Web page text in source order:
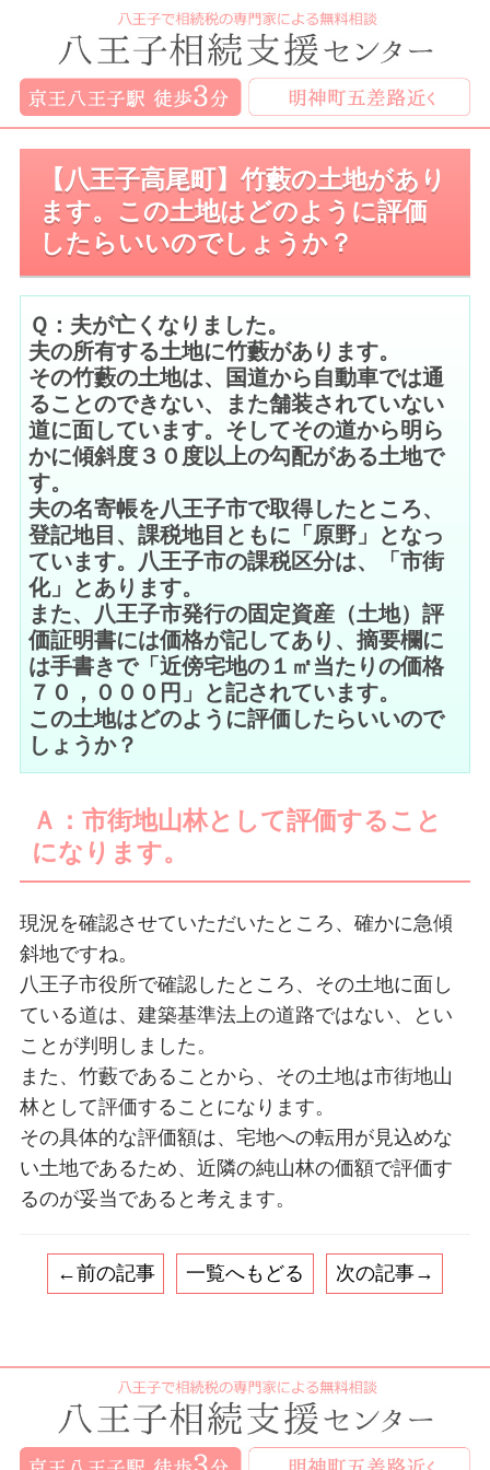
【八王子高尾町】竹藪の土地があり
ます。この土地はどのように評価
したらいいのでしょうか？
Ｑ：夫が亡くなりました。
夫の所有する土地に竹藪があります。
その竹藪の土地は、国道から自動車では通
ることのできない、また舗装されていない
道に面しています。そしてその道から明ら
かに傾斜度３０度以上の勾配がある土地で
す。
夫の名寄帳を八王子市で取得したところ、
登記地目、課税地目ともに「原野」となっ
ています。八王子市の課税区分は、「市街
化」とあります。
また、八王子市発行の固定資産（土地）評
価証明書には価格が記してあり、摘要欄に
は手書きで「近傍宅地の１㎡当たりの価格
７０，０００円」と記されています。
この土地はどのように評価したらいいので
しょうか？
Ａ：市街地山林として評価すること
になります。
現況を確認させていただいたところ、確かに急傾
斜地ですね。
八王子市役所で確認したところ、その土地に面し
ている道は、建築基準法上の道路ではない、とい
ことが判明しました。
また、竹藪であることから、その土地は市街地山
林として評価することになります。
その具体的な評価額は、宅地への転用が見込めな
い土地であるため、近隣の純山林の価額で評価す
るのが妥当であると考えます。
←前の記事 一覧へもどる 次の記事→